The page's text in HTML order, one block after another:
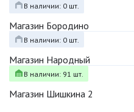
В наличии: 0 шт.
Магазин Бородино
В наличии: 0 шт.
Магазин Народный
В наличии: 91 шт.
Магазин Шишкина 2